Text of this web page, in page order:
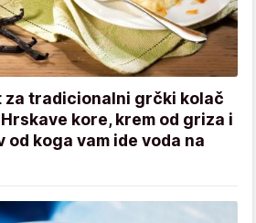
tradicionalni grčki kolač
kore, krem od griza i
koga vam ide voda na